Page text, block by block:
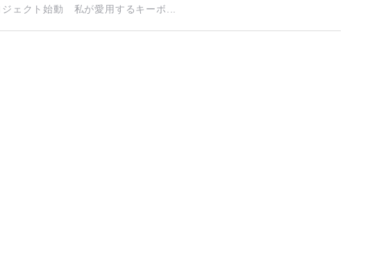
ェクト始動 私が愛用するキーボ...